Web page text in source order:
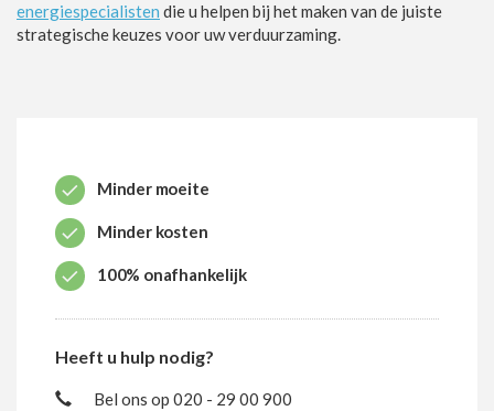
energiespecialisten die u helpen bij het maken van de juiste
strategische keuzes voor uw verduurzaming.
Minder moeite
Minder kosten
100% onafhankelijk
Heeft u hulp nodig?
Bel ons op 020 - 29 00 900